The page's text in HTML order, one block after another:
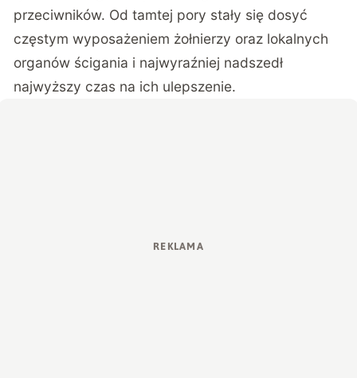
przeciwników. Od tamtej pory stały się dosyć
częstym wyposażeniem żołnierzy oraz lokalnych
organów ścigania i najwyraźniej nadszedł
najwyższy czas na ich ulepszenie.